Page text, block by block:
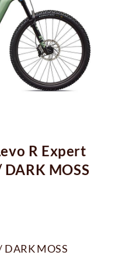
R Expert
DARK MOSS
DARK MOSS